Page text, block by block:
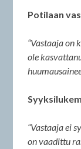
Potilaan
“Vastaaja on
ole
“Vastaaja ei
on vaadittu